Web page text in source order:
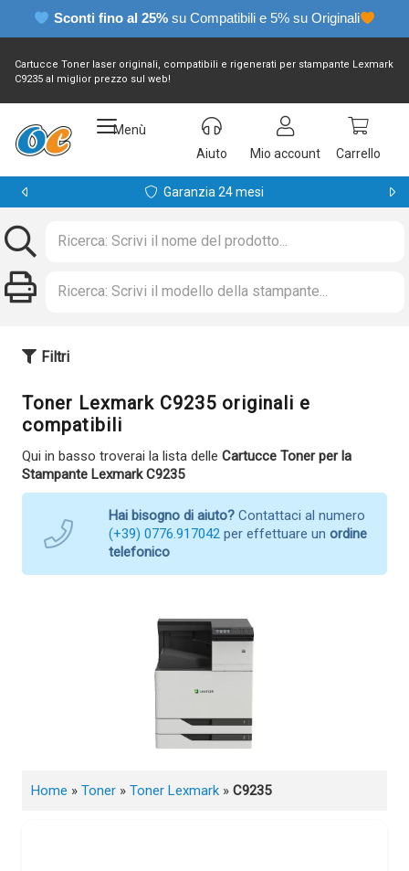
Sconti fino al 25% su Compatibili e 5% su Originali
Cartucce Toner laser originali, compatibili e rigenerati per stampante Lexmark
C9235 al miglior prezzo sul web!
Menù
Aiuto
Mio account Carrello
Garanzia 24 mesi
Filtri
Toner Lexmark C9235 originali e
compatibili
Qui in basso troverai la lista delle Cartucce Toner per la
Stampante Lexmark C9235
Hai bisogno di aiuto? Contattaci al numero
(+39) 0776.917042 per effettuare un ordine
telefonico
Home » Toner » Toner Lexmark » C9235